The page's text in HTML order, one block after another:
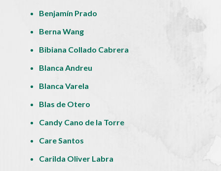
Benjamín Prado
Berna Wang
Bibiana Collado Cabrera
Blanca Andreu
Blanca Varela
Blas de Otero
Candy Cano de la Torre
Care Santos
Carilda Oliver Labra